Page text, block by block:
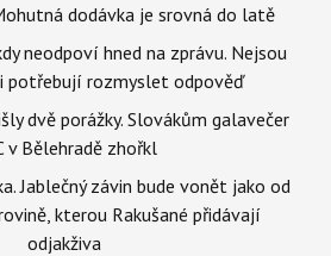
dodávka je srovná do latě
neodpoví hned na zprávu. Nejsou
potřebují rozmyslet odpověď
dvě porážky. Slovákům galavečer
v Bělehradě zhořkl
Jablečný závin bude vonět jako od
kterou Rakušané přidávají
odjakživa